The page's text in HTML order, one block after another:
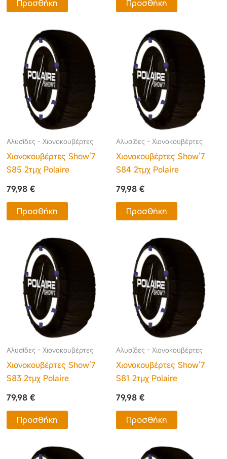
Προσθήκη Προσθήκη
Αλυσίδες - Χιονοκουβέρτες
Χιονοκουβέρτες Show’7
S85 2τμχ Polaire
79,98€
Προσθήκη
Αλυσίδες - Χιονοκουβέρτες
Χιονοκουβέρτες Show’7
S84 2τμχ Polaire
79,98 €
Προσθήκη
Αλυσίδες - Χιονοκουβέρτες
Χιονοκουβέρτες Show’7
S83 2τμχ Polaire
79,98€
Προσθήκη
Αλυσίδες - Χιονοκουβέρτες
Χιονοκουβέρτες Show’7
S81 2τμχ Polaire
79,98 €
Προσθήκη